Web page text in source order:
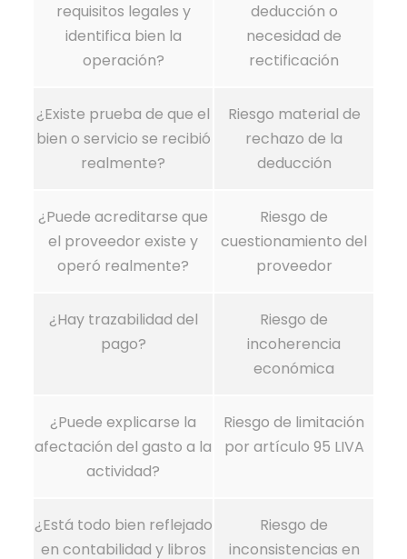
requisitos legales y
identifica bien la
operación?
deducción o
necesidad de
rectificación
¿Existe prueba de que el
bien o servicio se recibió
realmente?
Riesgo material de
rechazo de la
deducción
¿Puede acreditarse que
el proveedor existe y
operó realmente?
Riesgo de
cuestionamiento del
proveedor
¿Hay trazabilidad del
pago?
Riesgo de
incoherencia
económica
¿Puede explicarse la
afectación del gasto a la
actividad?
Riesgo de limitación
por artículo 95 LIVA
¿Está todo bien reflejado
en contabilidad y libros
Riesgo de
inconsistencias en